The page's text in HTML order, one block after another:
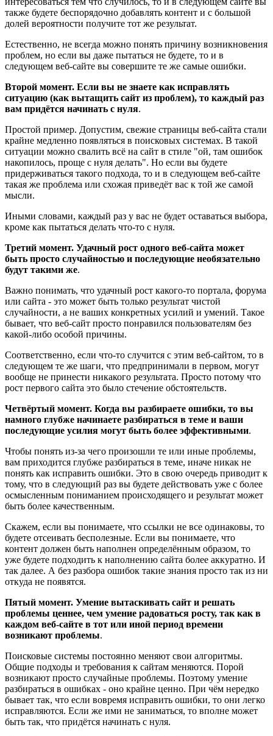
также будете беспорядочно добавлять контент и с большой
долей вероятности получите тот же результат.
Естественно, не всегда можно понять причину возникновения
проблем, но если вы даже пытаться не будете, то и в
следующем веб-сайте вы совершите те же самые ошибки.
Второй момент. Если вы не знаете как исправлять
ситуацию (как вытащить сайт из проблем), то каждый раз
вам придётся начинать с нуля.
Простой пример. Допустим, свежие страницы веб-сайта стали
крайне медленно появляться в поисковых системах. В такой
ситуации можно свалить всё на сайт в стиле "ой, там ошибок
накопилось, проще с нуля делать". Но если вы будете
придерживаться такого подхода, то и в следующем веб-сайте
такая же проблема или схожая приведёт вас к той же самой
мысли.
Иными словами, каждый раз у вас не будет оставаться выбора,
кроме как пытаться делать что-то с нуля.
Третий момент. Удачный рост одного веб-сайта может
быть просто случайностью и последующие необязательно
будут такими же.
Важно понимать, что удачный рост какого-то портала, форума
или сайта - это может быть только результат чистой
случайности, а не ваших конкретных усилий и умений. Такое
бывает, что веб-сайт просто понравился пользователям без
какой-либо особой причины.
Соответственно, если что-то случится с этим веб-сайтом, то в
следующем те же шаги, что предпринимали в первом, могут
вообще не принести никакого результата. Просто потому что
рост первого сайта это было стечение обстоятельств.
Четвёртый момент. Когда вы разбираете ошибки, то вы
намного глубже начинаете разбираться в теме и ваши
последующие усилия могут быть более эффективными.
Чтобы понять из-за чего произошли те или иные проблемы,
вам приходится глубже разбираться в теме, иначе никак не
понять как исправить ошибки. Это в свою очередь приводит к
тому, что в следующий раз вы будете действовать уже с более
осмысленным пониманием происходящего и результат может
быть более качественным.
Скажем, если вы понимаете, что ссылки не все одинаковы, то
будете отсеивать бесполезные. Если вы понимаете, что
контент должен быть наполнен определённым образом, то
уже будете подходить к наполнению сайта более аккуратно. И
так далее. А без разбора ошибок такие знания просто так из ни
откуда не появятся.
Пятый момент. Умение вытаскивать сайт и решать
проблемы ценнее, чем умение радоваться росту, так как в
каждом веб-сайте в тот или иной период времени
возникают проблемы.
Поисковые системы постоянно меняют свои алгоритмы.
Общие подходы и требования к сайтам меняются. Порой
возникают просто случайные проблемы. Поэтому умение
разбираться в ошибках - оно крайне ценно. При чём нередко
бывает так, что если вовремя исправить ошибки, то они легко
исправляются. Если же ими не заниматься, то вполне может
быть так, что придётся начинать с нуля.